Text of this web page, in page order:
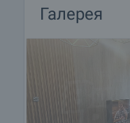
Галерея